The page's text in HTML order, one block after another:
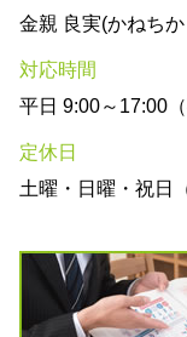
金親 良実(かねち
対応時間
平日 9:00～17:00
定休日
土曜・日曜・祝日